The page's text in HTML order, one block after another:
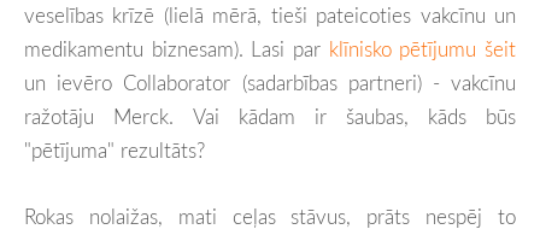
veselības krīzē (lielā mērā, tieši pateicoties vakcīnu un
medikamentu biznesam). Lasi par klīnisko pētījumu šeit
un ievēro Collaborator (sadarbības partneri) - vakcīnu
ražotāju Merck. Vai kādam ir šaubas, kāds būs
"pētījuma" rezultāts?
Rokas nolaižas, mati ceļas stāvus, prāts nespēj to